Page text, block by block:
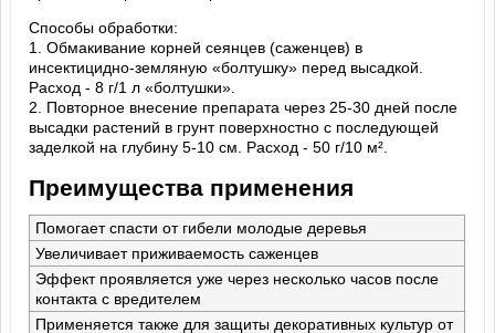
Способы обработки:
1. Обмакивание корней сеянцев (саженцев) в
инсектицидно-земляную «болтушку» перед высадкой.
Расход - 8 г/1 л «болтушки».
2. Повторное внесение препарата через 25-30 дней после
высадки растений в грунт поверхностно с последующей
заделкой на глубину 5-10 см. Расход - 50 г/10 м².
Преимущества применения
Помогает спасти от гибели молодые деревья
Увеличивает приживаемость саженцев
Эффект проявляется уже через несколько часов после
контакта с вредителем
Применяется также для защиты декоративных культур от